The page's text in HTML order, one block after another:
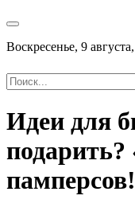
Воскресенье, 9
Идеи для
подарить?
памперсов!